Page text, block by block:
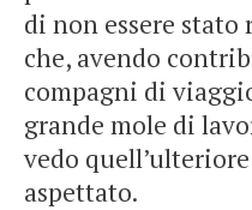
di non essere
che, avendo
compagni di
grande mole di
vedo
aspettato.